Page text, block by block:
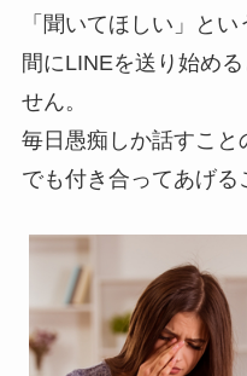
「聞いてほしい」と
間にLINEを送り始め
せん。
毎日愚痴しか話すこと
でも付き合ってあげる